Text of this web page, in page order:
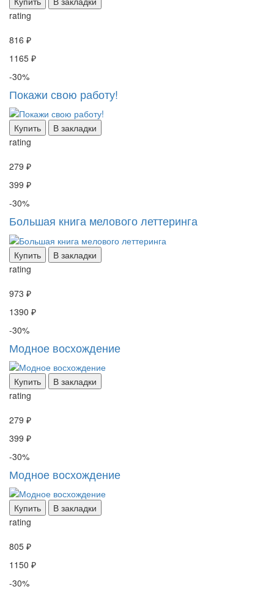
rating
816 ₽
1165 ₽
-30%
Покажи свою работу!
Купить
В закладки
rating
279 ₽
399 ₽
-30%
Большая книга мелового леттеринга
Купить
В закладки
rating
973 ₽
1390 ₽
-30%
Модное восхождение
Купить
В закладки
rating
279 ₽
399 ₽
-30%
Модное восхождение
Купить
В закладки
rating
805 ₽
1150 ₽
-30%